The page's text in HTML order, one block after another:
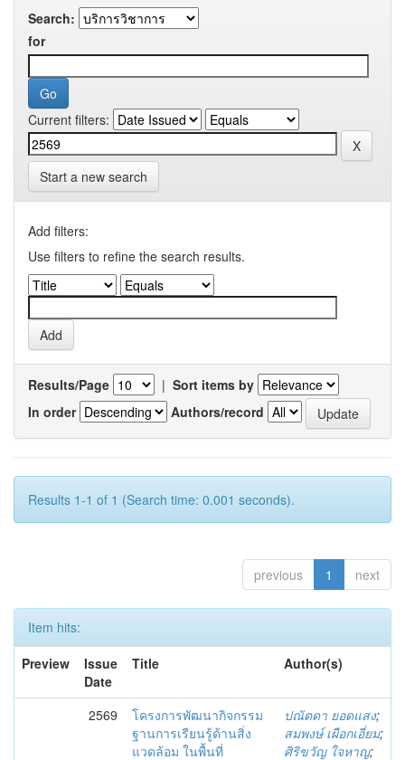
Search:
for
Current filters:
Start a new search
Add filters:
Use filters to refine the search results.
Results/Page | Sort items by
In order
Authors/record
Results 1-1 of 1 (Search time: 0.001 seconds).
previous 1 next
Item hits:
Preview
Issue
Date
Title Author(s)
2569
โครงการพัฒนากิจกรรม
ฐานการเรียนรู้ด้านสิ่ง
แวดล้อม ในพื้นที่
ปณัตดา ยอดแสง;
สมพงษ์ เผือกเอี่ยม;
ศิริขวัญ ใจหาญ;